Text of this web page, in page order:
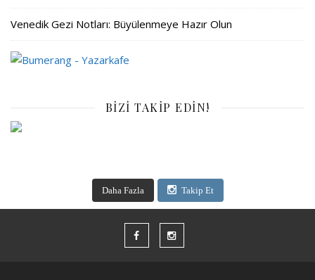
Venedik Gezi Notları: Büyülenmeye Hazır Olun
BIZI TAKIP EDIN!
Daha Fazla Takip Et